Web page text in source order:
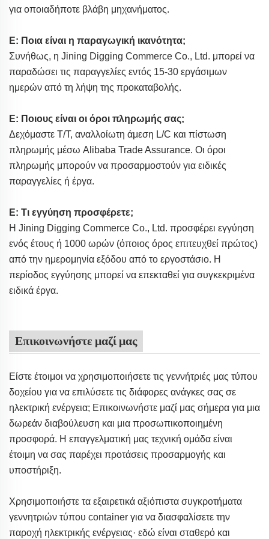
για οποιαδήποτε βλάβη μηχανήματος.
Ε: Ποια είναι η παραγωγική ικανότητα;
Συνήθως, η Jining Digging Commerce Co., Ltd. μπορεί να
παραδώσει τις παραγγελίες εντός 15-30 εργάσιμων
ημερών από τη λήψη της προκαταβολής.
Ε: Ποιους είναι οι όροι πληρωμής σας;
Δεχόμαστε T/T, αναλλοίωτη άμεση L/C και πίστωση
πληρωμής μέσω Alibaba Trade Assurance. Οι όροι
πληρωμής μπορούν να προσαρμοστούν για ειδικές
παραγγελίες ή έργα.
Ε: Τι εγγύηση προσφέρετε;
Η Jining Digging Commerce Co., Ltd. προσφέρει εγγύηση
ενός έτους ή 1000 ωρών (όποιος όρος επιτευχθεί πρώτος)
από την ημερομηνία εξόδου από το εργοστάσιο. Η
περίοδος εγγύησης μπορεί να επεκταθεί για συγκεκριμένα
ειδικά έργα.
Επικοινωνήστε μαζί μας
Είστε έτοιμοι να χρησιμοποιήσετε τις γεννήτριές μας τύπου
δοχείου για να επιλύσετε τις διάφορες ανάγκες σας σε
ηλεκτρική ενέργεια; Επικοινωνήστε μαζί μας σήμερα για μια
δωρεάν διαβούλευση και μια προσωπικοποιημένη
προσφορά. Η επαγγελματική μας τεχνική ομάδα είναι
έτοιμη να σας παρέχει προτάσεις προσαρμογής και
υποστήριξη.
Χρησιμοποιήστε τα εξαιρετικά αξιόπιστα συγκροτήματα
γεννητριών τύπου container για να διασφαλίσετε την
παροχή ηλεκτρικής ενέργειας· εδώ είναι σταθερό και